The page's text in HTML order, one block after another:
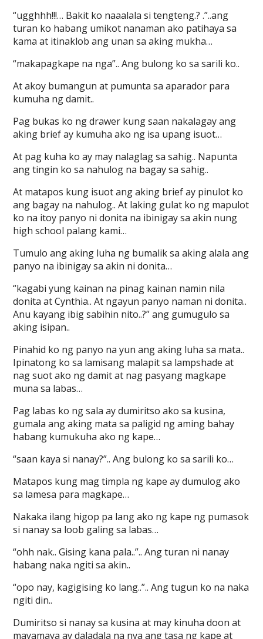
“ugghhh!!!… Bakit ko naaalala si tengteng.? .”..ang
turan ko habang umikot nanaman ako patihaya sa
kama at itinaklob ang unan sa aking mukha…
“makapagkape na nga”.. Ang bulong ko sa sarili ko..
At akoy bumangun at pumunta sa aparador para
kumuha ng damit..
Pag bukas ko ng drawer kung saan nakalagay ang
aking brief ay kumuha ako ng isa upang isuot…
At pag kuha ko ay may nalaglag sa sahig.. Napunta
ang tingin ko sa nahulog na bagay sa sahig..
At matapos kung isuot ang aking brief ay pinulot ko
ang bagay na nahulog.. At laking gulat ko ng mapulot
ko na itoy panyo ni donita na ibinigay sa akin nung
high school palang kami…
Tumulo ang aking luha ng bumalik sa aking alala ang
panyo na ibinigay sa akin ni donita…
“kagabi yung kainan na pinag kainan namin nila
donita at Cynthia.. At ngayun panyo naman ni donita..
Anu kayang ibig sabihin nito..?” ang gumugulo sa
aking isipan..
Pinahid ko ng panyo na yun ang aking luha sa mata..
Ipinatong ko sa lamisang malapit sa lampshade at
nag suot ako ng damit at nag pasyang magkape
muna sa labas…
Pag labas ko ng sala ay dumiritso ako sa kusina,
gumala ang aking mata sa paligid ng aming bahay
habang kumukuha ako ng kape…
“saan kaya si nanay?”.. Ang bulong ko sa sarili ko…
Matapos kung mag timpla ng kape ay dumulog ako
sa lamesa para magkape…
Nakaka ilang higop pa lang ako ng kape ng pumasok
si nanay sa loob galing sa labas…
“ohh nak.. Gising kana pala..”.. Ang turan ni nanay
habang naka ngiti sa akin..
“opo nay, kagigising ko lang..”.. Ang tugun ko na naka
ngiti din..
Dumiritso si nanay sa kusina at may kinuha doon at
mayamaya ay daladala na nya ang tasa ng kape at